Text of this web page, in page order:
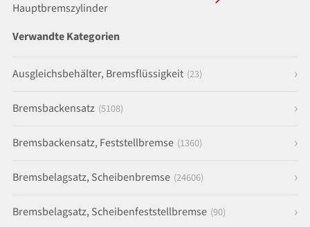
Hauptbremszylinder
Verwandte Kategorien
Ausgleichsbehälter, Bremsflüssigkeit (23)
Bremsbackensatz (5108)
Bremsbackensatz, Feststellbremse (1360)
Bremsbelagsatz, Scheibenbremse (24606)
Bremsbelagsatz, Scheibenfeststellbremse (90)